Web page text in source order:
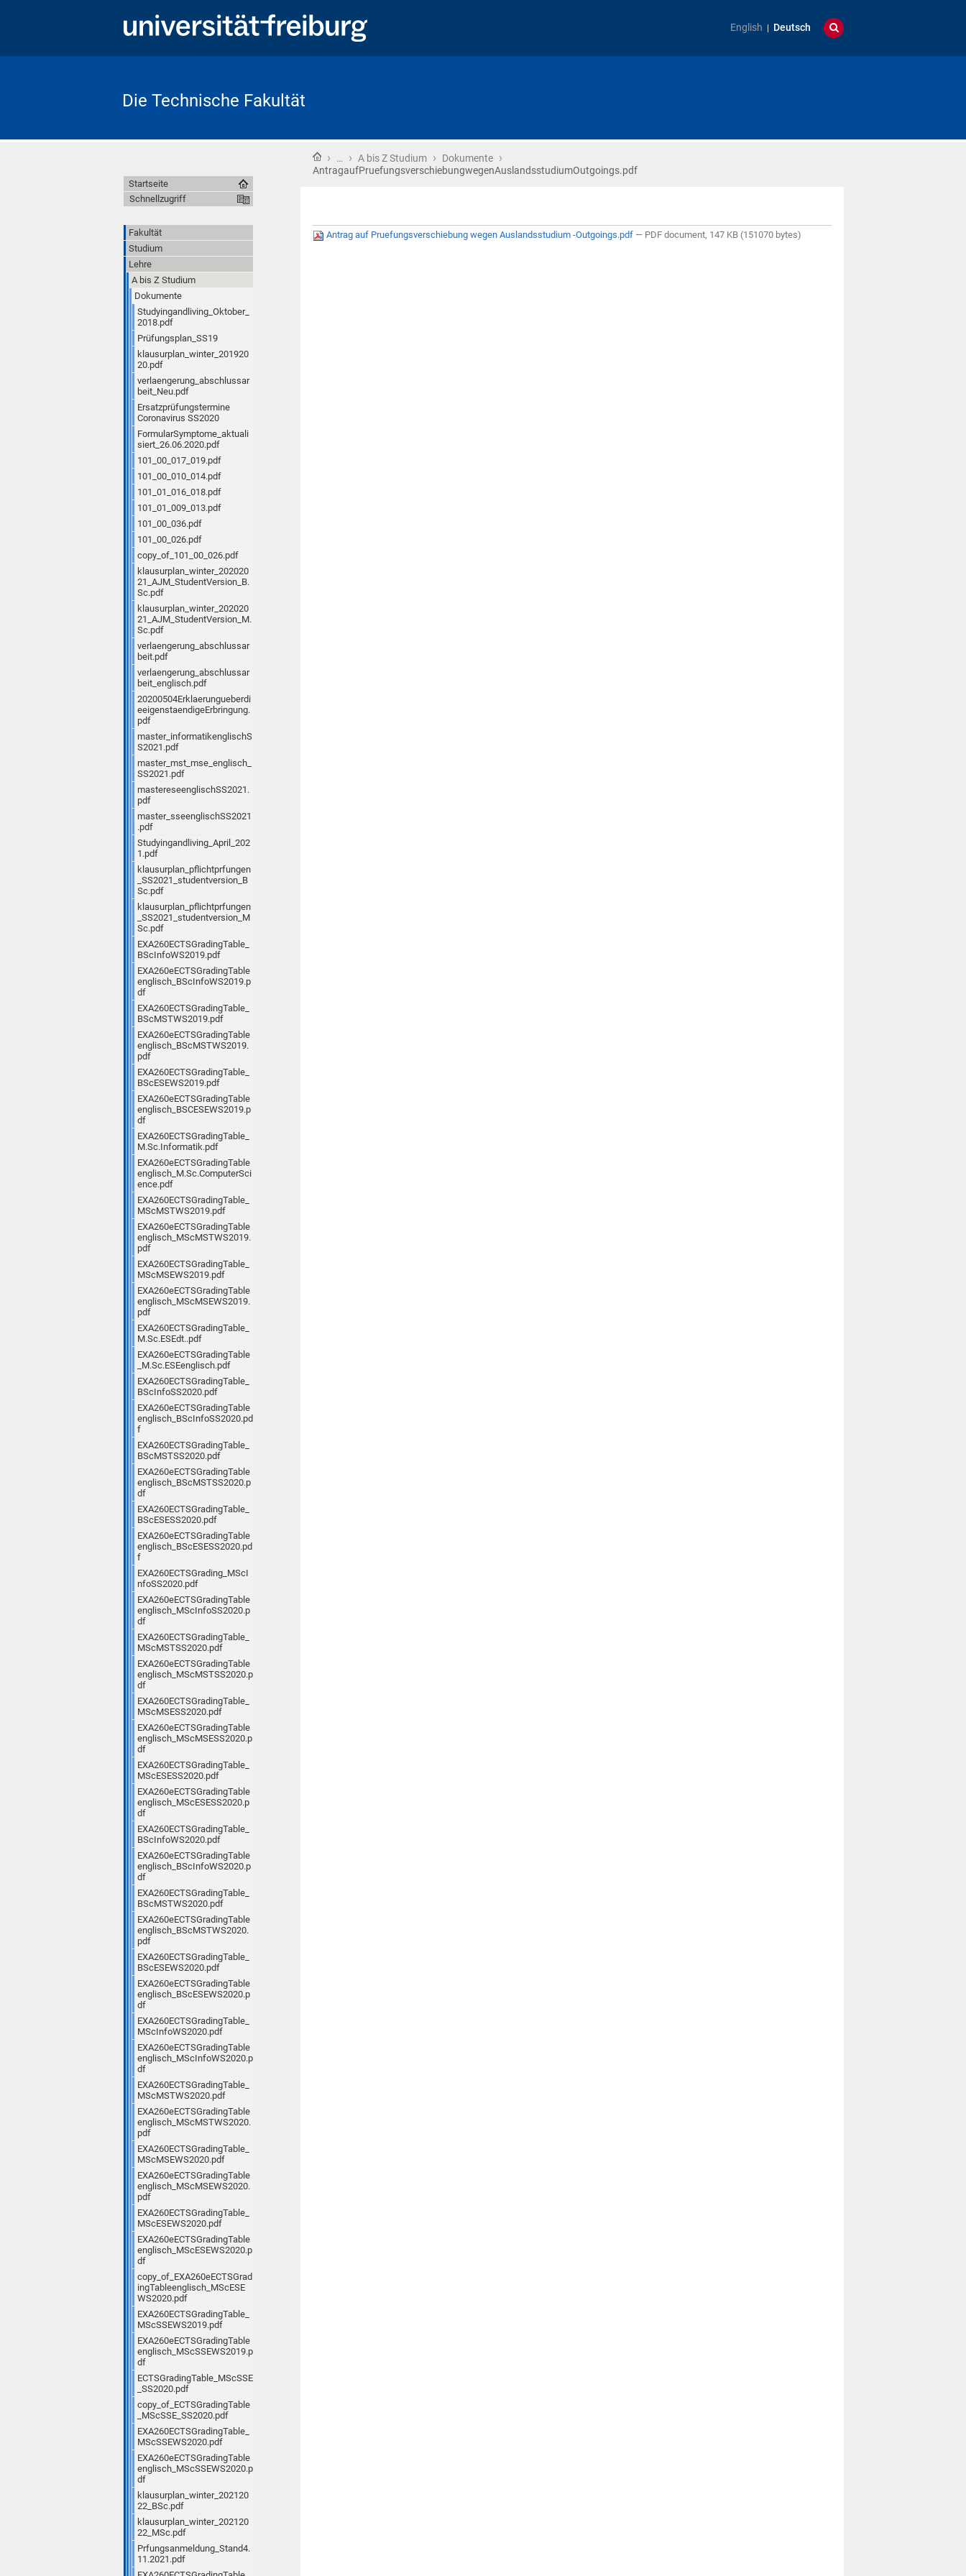
English Deutsch
Die Technische Fakultät
Startseite
› … › A bis Z Studium › Dokumente ›
AntragaufPruefungsverschiebungwegenAuslandsstudiumOutgoings.pdf
Antrag auf Pruefungsverschiebung wegen Auslandsstudium -Outgoings.pdf — PDF document, 147 KB (151070 bytes)
Startseite
Schnellzugriff
Fakultät
Studium
Lehre
A bis Z Studium
Dokumente
Studyingandliving_Oktober_
2018.pdf
Prüfungsplan_SS19
klausurplan_winter_201920
20.pdf
verlaengerung_abschlussar
beit_Neu.pdf
Ersatzprüfungstermine
Coronavirus SS2020
FormularSymptome_aktuali
siert_26.06.2020.pdf
101_00_017_019.pdf
101_00_010_014.pdf
101_01_016_018.pdf
101_01_009_013.pdf
101_00_036.pdf
101_00_026.pdf
copy_of_101_00_026.pdf
klausurplan_winter_202020
21_AJM_StudentVersion_B.
Sc.pdf
klausurplan_winter_202020
21_AJM_StudentVersion_M.
Sc.pdf
verlaengerung_abschlussar
beit.pdf
verlaengerung_abschlussar
beit_englisch.pdf
20200504Erklaerungueberdi
eeigenstaendigeErbringung.
pdf
master_informatikenglischS
S2021.pdf
master_mst_mse_englisch_
SS2021.pdf
mastereseenglischSS2021.
pdf
master_sseenglischSS2021
.pdf
Studyingandliving_April_202
1.pdf
klausurplan_pflichtprfungen
_SS2021_studentversion_B
Sc.pdf
klausurplan_pflichtprfungen
_SS2021_studentversion_M
Sc.pdf
EXA260ECTSGradingTable_
BScInfoWS2019.pdf
EXA260eECTSGradingTable
englisch_BScInfoWS2019.p
df
EXA260ECTSGradingTable_
BScMSTWS2019.pdf
EXA260eECTSGradingTable
englisch_BScMSTWS2019.
pdf
EXA260ECTSGradingTable_
BScESEWS2019.pdf
EXA260eECTSGradingTable
englisch_BSCESEWS2019.p
df
EXA260ECTSGradingTable_
M.Sc.Informatik.pdf
EXA260eECTSGradingTable
englisch_M.Sc.ComputerSci
ence.pdf
EXA260ECTSGradingTable_
MScMSTWS2019.pdf
EXA260eECTSGradingTable
englisch_MScMSTWS2019.
pdf
EXA260ECTSGradingTable_
MScMSEWS2019.pdf
EXA260eECTSGradingTable
englisch_MScMSEWS2019.
pdf
EXA260ECTSGradingTable_
M.Sc.ESEdt..pdf
EXA260eECTSGradingTable
_M.Sc.ESEenglisch.pdf
EXA260ECTSGradingTable_
BScInfoSS2020.pdf
EXA260eECTSGradingTable
englisch_BScInfoSS2020.pd
f
EXA260ECTSGradingTable_
BScMSTSS2020.pdf
EXA260eECTSGradingTable
englisch_BScMSTSS2020.p
df
EXA260ECTSGradingTable_
BScESESS2020.pdf
EXA260eECTSGradingTable
englisch_BScESESS2020.pd
f
EXA260ECTSGrading_MScI
nfoSS2020.pdf
EXA260eECTSGradingTable
englisch_MScInfoSS2020.p
df
EXA260ECTSGradingTable_
MScMSTSS2020.pdf
EXA260eECTSGradingTable
englisch_MScMSTSS2020.p
df
EXA260ECTSGradingTable_
MScMSESS2020.pdf
EXA260eECTSGradingTable
englisch_MScMSESS2020.p
df
EXA260ECTSGradingTable_
MScESESS2020.pdf
EXA260eECTSGradingTable
englisch_MScESESS2020.p
df
EXA260ECTSGradingTable_
BScInfoWS2020.pdf
EXA260eECTSGradingTable
englisch_BScInfoWS2020.p
df
EXA260ECTSGradingTable_
BScMSTWS2020.pdf
EXA260eECTSGradingTable
englisch_BScMSTWS2020.
pdf
EXA260ECTSGradingTable_
BScESEWS2020.pdf
EXA260eECTSGradingTable
englisch_BScESEWS2020.p
df
EXA260ECTSGradingTable_
MScInfoWS2020.pdf
EXA260eECTSGradingTable
englisch_MScInfoWS2020.p
df
EXA260ECTSGradingTable_
MScMSTWS2020.pdf
EXA260eECTSGradingTable
englisch_MScMSTWS2020.
pdf
EXA260ECTSGradingTable_
MScMSEWS2020.pdf
EXA260eECTSGradingTable
englisch_MScMSEWS2020.
pdf
EXA260ECTSGradingTable_
MScESEWS2020.pdf
EXA260eECTSGradingTable
englisch_MScESEWS2020.p
df
copy_of_EXA260eECTSGrad
ingTableenglisch_MScESE
WS2020.pdf
EXA260ECTSGradingTable_
MScSSEWS2019.pdf
EXA260eECTSGradingTable
englisch_MScSSEWS2019.p
df
ECTSGradingTable_MScSSE
_SS2020.pdf
copy_of_ECTSGradingTable
_MScSSE_SS2020.pdf
EXA260ECTSGradingTable_
MScSSEWS2020.pdf
EXA260eECTSGradingTable
englisch_MScSSEWS2020.p
df
klausurplan_winter_202120
22_BSc.pdf
klausurplan_winter_202120
22_MSc.pdf
Prfungsanmeldung_Stand4.
11.2021.pdf